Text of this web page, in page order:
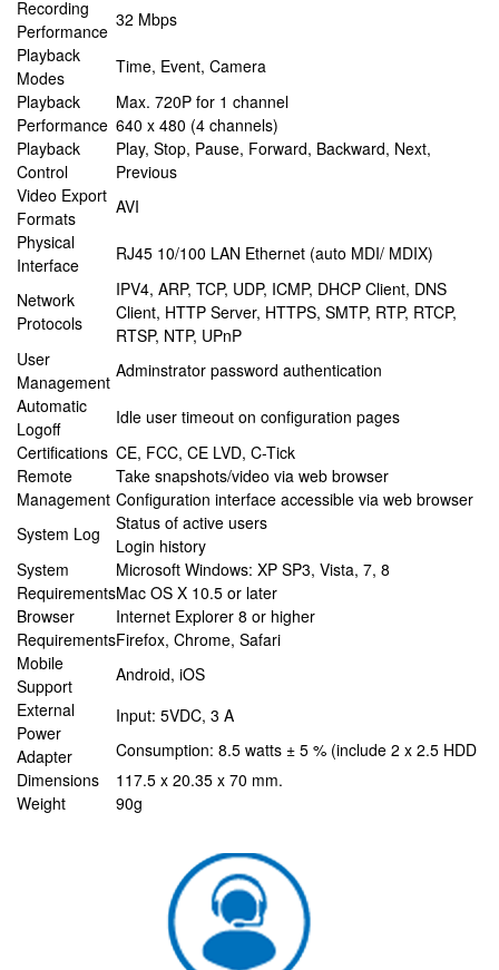
Recording
Performance
32 Mbps
Playback
Modes
Time, Event, Camera
Playback
Performance
Max. 720P for 1 channel
640 x 480 (4 channels)
Playback
Control
Play, Stop, Pause, Forward, Backward, Next,
Previous
Video Export
Formats
AVI
Physical
Interface
RJ45 10/100 LAN Ethernet (auto MDI/ MDIX)
Network
Protocols
IPV4, ARP, TCP, UDP, ICMP, DHCP Client, DNS
Client, HTTP Server, HTTPS, SMTP, RTP, RTCP,
RTSP, NTP, UPnP
User
Management
Adminstrator password authentication
Automatic
Logoff
Idle user timeout on configuration pages
Certifications CE, FCC, CE LVD, C-Tick
Remote
Management
Take snapshots/video via web browser
Configuration interface accessible via web browser
System Log
Status of active users
Login history
System
Requirements
Microsoft Windows: XP SP3, Vista, 7, 8
Mac OS X 10.5 or later
Browser
Requirements
Internet Explorer 8 or higher
Firefox, Chrome, Safari
Mobile
Support
Android, iOS
External
Power
Adapter
Input: 5VDC, 3 A
Consumption: 8.5 watts ± 5 % (include 2 x 2.5 HDD
Dimensions
117.5 x 20.35 x 70 mm.
Weight
90g